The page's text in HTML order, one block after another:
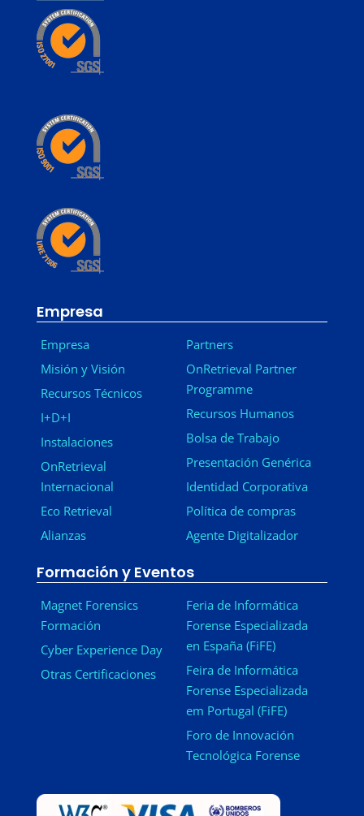
Empresa
Empresa
Misión y Visión
Recursos Técnicos
I+D+I
Instalaciones
OnRetrieval
Internacional
Eco Retrieval
Alianzas
Partners
OnRetrieval Partner
Programme
Recursos Humanos
Bolsa de Trabajo
Presentación Genérica
Identidad Corporativa
Política de compras
Agente Digitalizador
Formación y Eventos
Magnet Forensics
Formación
Cyber Experience Day
Otras Certificaciones
Feria de Informática
Forense Especializada
en España (FiFE)
Feira de Informática
Forense Especializada
em Portugal (FiFE)
Foro de Innovación
Tecnológica Forense